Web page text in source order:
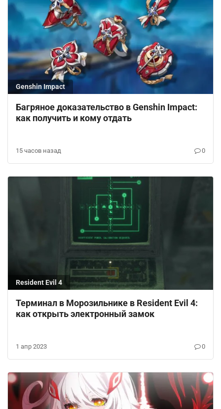
Genshin Impact
Багряное доказательство в Genshin Impact:
как получить и кому отдать
15 часов назад 0
Resident Evil 4
Терминал в Морозильнике в Resident Evil 4:
как открыть электронный замок
1 апр 2023 0